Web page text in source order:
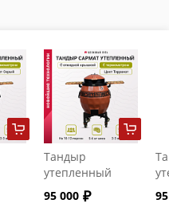
Тандыр
утепленный
"Сармат" с
откидной
95 000